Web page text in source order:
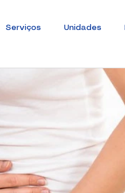
Serviços Unidades